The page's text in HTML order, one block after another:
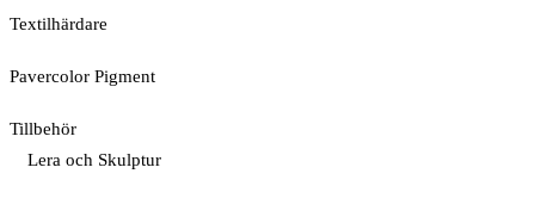
Textilhärdare
Pavercolor Pigment
Tillbehör
Lera och Skulptur